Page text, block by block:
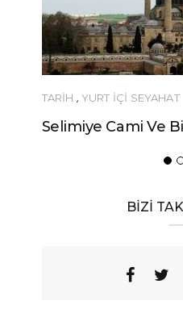
TARİH , YURT İÇİ SEYAHAT
Selimiye Cami Ve
BİZİ